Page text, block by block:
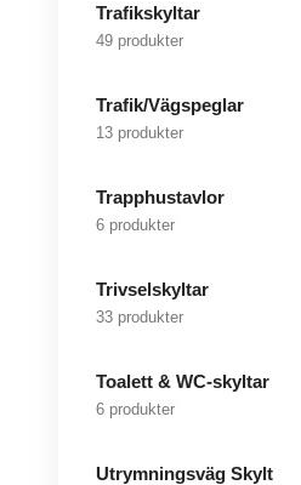
Trafikskyltar
49 produkter
Trafik/Vägspeglar
13 produkter
Trapphustavlor
6 produkter
Trivselskyltar
33 produkter
Toalett & WC-skyltar
6 produkter
Utrymningsväg Skylt